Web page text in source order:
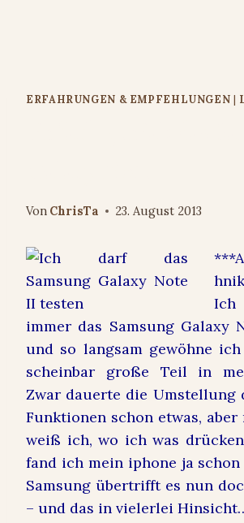
ERFAHRUNGEN & EMPFEHLUNGEN |
Von ChrisTa 23. August 2013
Ich
immer das Samsung Galaxy
und so langsam gewöhne
scheinbar große Teil in
Zwar dauerte die Umstellung
Funktionen schon etwas,
weiß ich, wo ich was
fand ich mein iphone ja schon
Samsung übertrifft es nun
– und das in vielerlei